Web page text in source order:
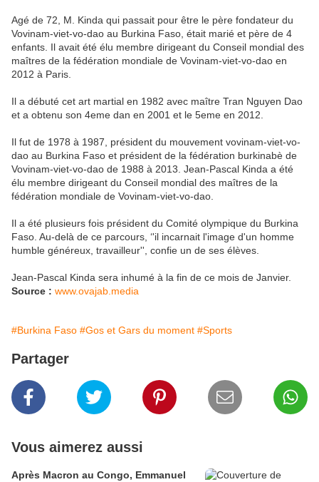
Agé de 72, M. Kinda qui passait pour être le père fondateur du
Vovinam-viet-vo-dao au Burkina Faso, était marié et père de 4
enfants. Il avait été élu membre dirigeant du Conseil mondial des
maîtres de la fédération mondiale de Vovinam-viet-vo-dao en
2012 à Paris.
Il a débuté cet art martial en 1982 avec maître Tran Nguyen Dao
et a obtenu son 4eme dan en 2001 et le 5eme en 2012.
Il fut de 1978 à 1987, président du mouvement vovinam-viet-vo-
dao au Burkina Faso et président de la fédération burkinabè de
Vovinam-viet-vo-dao de 1988 à 2013. Jean-Pascal Kinda a été
élu membre dirigeant du Conseil mondial des maîtres de la
fédération mondiale de Vovinam-viet-vo-dao.
Il a été plusieurs fois président du Comité olympique du Burkina
Faso. Au-delà de ce parcours, ‘'il incarnait l'image d'un homme
humble généreux, travailleur'', confie un de ses élèves.
Jean-Pascal Kinda sera inhumé à la fin de ce mois de Janvier.
Source : www.ovajab.media
#Burkina Faso #Gos et Gars du moment #Sports
Partager
Vous aimerez aussi
Après Macron au Congo, Emmanuel